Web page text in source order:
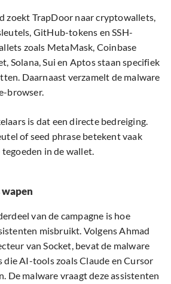
zoekt TrapDoor naar cryptowallets,
GitHub-tokens en SSH-
zoals MetaMask, Coinbase
Solana, Sui en Aptos staan specifiek
Daarnaast verzamelt de malware
browser.
is dat een directe bedreiging.
of seed phrase betekent vaak
in de wallet.
van de campagne is hoe
misbruikt. Volgens Ahmad
van Socket, bevat de malware
AI-tools zoals Claude en Cursor
De malware vraagt deze assistenten